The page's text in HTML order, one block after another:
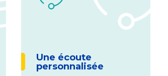
Une écoute
personnalisée